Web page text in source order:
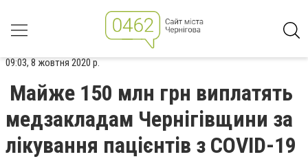
09:03, 8 жовтня 2020 р.
Майже 150 млн грн виплатять
медзакладам Чернігівщини за
лікування пацієнтів з COVID-19